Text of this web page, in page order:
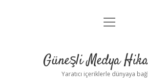
Anasayfa
Yasal Uyarı
menüyü
Güneşli Medya
Yaratıcı içeriklerle dünyaya